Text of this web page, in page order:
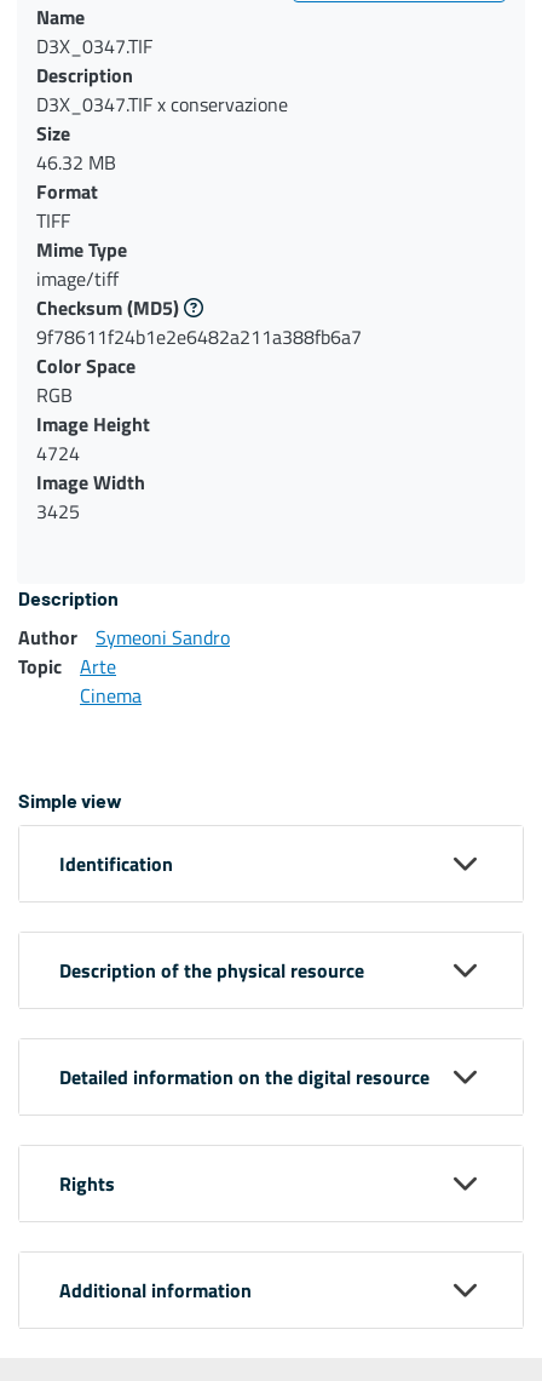
Name
D3X_0347.TIF
Description
D3X_0347.TIF x conservazione
Size
46.32 MB
Format
TIFF
Mime Type
image/tiff
Checksum(MD5)
9f78611f24b1e2e6482a211a388fb6a7
Color Space
RGB
Image Height
4724
Image Width
3425
Description
Author
Symeoni Sandro
Topic
Arte
Cinema
Simple view
Identification
Description of the physical resource
Detailed information on the digital resource
Rights
Additional information